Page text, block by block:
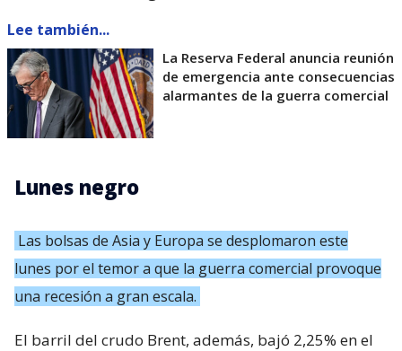
Lee también...
La Reserva Federal anuncia reunión
de emergencia ante consecuencias
alarmantes de la guerra comercial
Lunes negro
Las bolsas de Asia y Europa se desplomaron este
lunes por el temor a que la guerra comercial provoque
una recesión a gran escala.
El barril del crudo Brent, además, bajó 2,25% en el